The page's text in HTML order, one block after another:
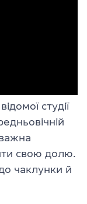
студії
свою долю.
чаклунки й